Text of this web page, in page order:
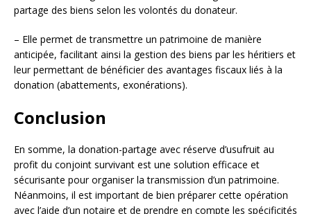
partage des biens selon les volontés du donateur.
– Elle permet de transmettre un patrimoine de manière
anticipée, facilitant ainsi la gestion des biens par les héritiers et
leur permettant de bénéficier des avantages fiscaux liés à la
donation (abattements, exonérations).
Conclusion
En somme, la donation-partage avec réserve d’usufruit au
profit du conjoint survivant est une solution efficace et
sécurisante pour organiser la transmission d’un patrimoine.
Néanmoins, il est important de bien préparer cette opération
avec l’aide d’un notaire et de prendre en compte les spécificités